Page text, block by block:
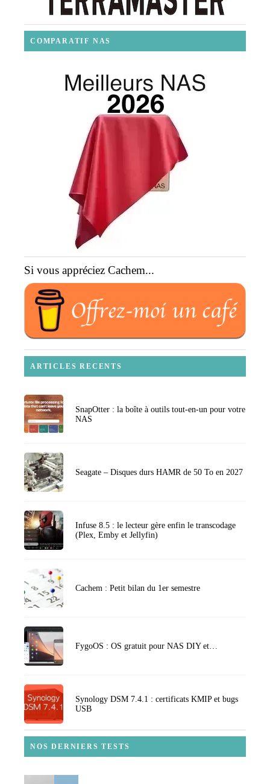
COMPARATIF NAS
Si vous appréciez Cachem...
ARTICLES RECENTS
SnapOtter : la boîte à outils tout-en-un pour votre
NAS
Seagate – Disques durs HAMR de 50 To en 2027
Infuse 8.5 : le lecteur gère enfin le transcodage
(Plex, Emby et Jellyfin)
Cachem : Petit bilan du 1er semestre
FygoOS : OS gratuit pour NAS DIY et…
Synology DSM 7.4.1 : certificats KMIP et bugs
USB
NOS DERNIERS TESTS